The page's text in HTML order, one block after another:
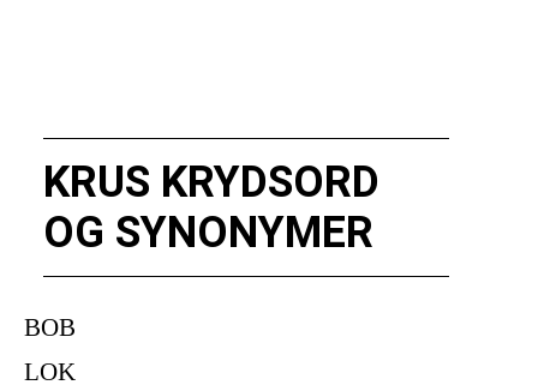
KRUS KRYDSORD
OG SYNONYMER
BOB
LOK